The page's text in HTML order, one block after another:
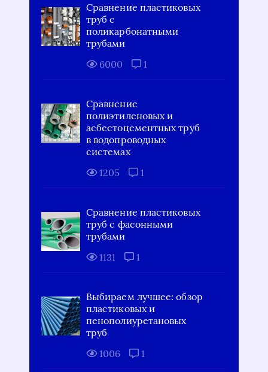
Сравнение пластиковых
труб с
поликарбонатными
трубами
6000
1
Сравнение
полиэтиленовых и
асбестоцементных труб
в водопроводных
системах
1205
1
Сравнение пластиковых
труб с фасонными
трубами
1131
1
Выбираем лучшее: обзор
пластиковых и
пенополиуретановых
труб
1006
1